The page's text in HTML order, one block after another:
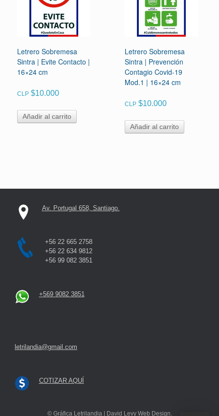
Letrero Sobremesa
Sintra | Evite Contacto |
16×24 cm
CLP $10.000
Añadir al carrito
Letrero Sobremesa
Sintra | Prevención
Contagio Covid-19
Mod.1 | 16×24 cm
CLP $10.000
Añadir al carrito
Av. Portugal 658, Santiago.
+56 22 665 2758
+56 22 634 9812
+56 99 082 3851
+569 9082 3851
letrilandia@gmail.com
COTIZAR AQUÍ
© Gráfica Letrilandia | David Levy Web Design.